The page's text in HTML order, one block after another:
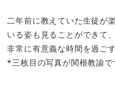
二年前に教えていた生徒が
いる姿も見ることができて、
非常に有意義な時間を過ご
*三枚目の写真が関根教諭で